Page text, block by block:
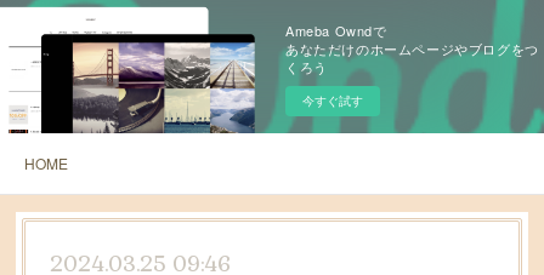
Ameba Owndで
あなただけのホームページやブログをつ
くろう
今すぐ試す
HOME
2024.03.25 09:46